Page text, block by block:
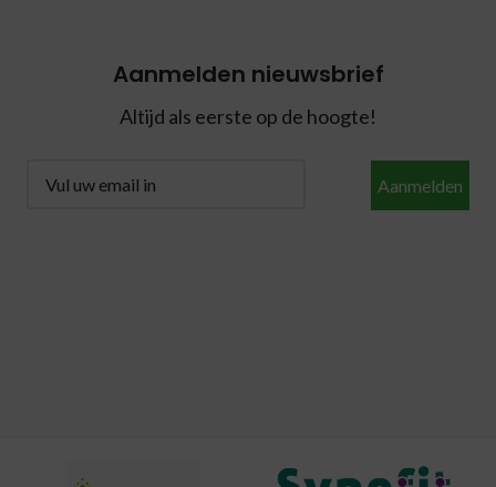
Aanmelden nieuwsbrief
Altijd als eerste op de hoogte!
Aanmelden